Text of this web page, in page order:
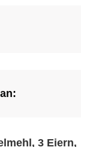
3 Eiern,